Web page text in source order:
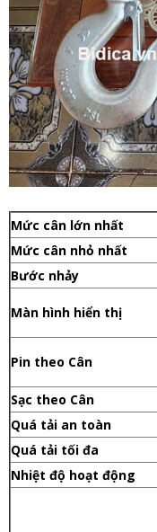
Mức cân lớn nhất
Mức cân nhỏ nhất
Bước nhảy
Màn hình hiển thị
Pin theo Cân
Sạc theo Cân
Quá tải an toàn
Quá tải tối đa
Nhiệt độ hoạt động